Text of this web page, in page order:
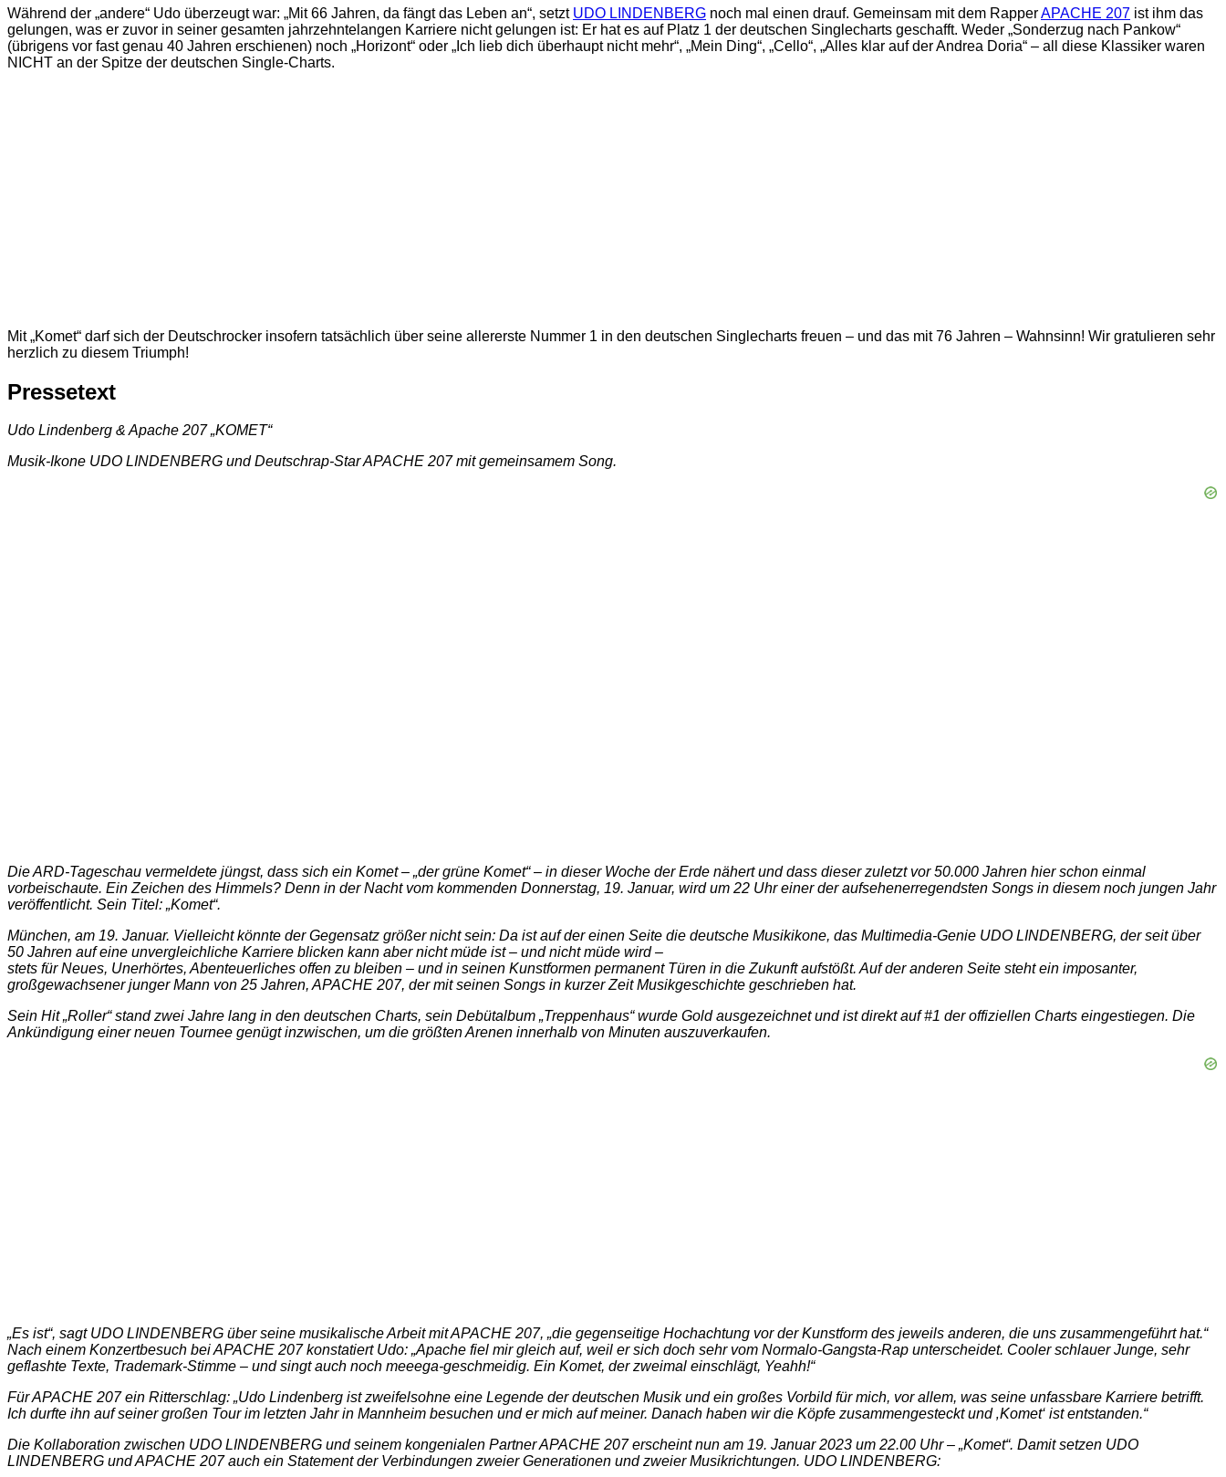
Während der „andere“ Udo überzeugt war: „Mit 66 Jahren, da fängt das Leben an“, setzt UDO LINDENBERG noch mal einen drauf. Gemeinsam mit dem RapperAPACHE 207 ist ihm das
gelungen, was er zuvor in seiner gesamten jahrzehntelangen Karriere nicht gelungen ist: Er hat es auf Platz 1 der deutschen Singlecharts geschafft. Weder „Sonderzug nach Pankow“
(übrigens vor fast genau 40 Jahren erschienen) noch „Horizont“ oder „Ich lieb dich überhaupt nicht mehr“, „Mein Ding“, „Cello“, „Alles klar auf der Andrea Doria“ – all diese Klassiker waren
NICHT an der Spitze der deutschen Single-Charts.
Mit „Komet“ darf sich der Deutschrocker insofern tatsächlich über seine allererste Nummer 1 in den deutschen Singlecharts freuen – und das mit 76 Jahren – Wahnsinn! Wir gratulieren sehr
herzlich zu diesem Triumph!
Pressetext
Udo Lindenberg & Apache 207 „KOMET“
Musik-Ikone UDO LINDENBERG und Deutschrap-Star APACHE 207 mit gemeinsamem Song.
Die ARD-Tageschau vermeldete jüngst, dass sich ein Komet – „der grüne Komet“ – in dieser Woche der Erde nähert und dass dieser zuletzt vor 50.000 Jahren hier schon einmal
vorbeischaute. Ein Zeichen des Himmels? Denn in der Nacht vom kommenden Donnerstag, 19. Januar, wird um 22 Uhr einer der aufsehenerregendsten Songs in diesem noch jungen Jahr
veröffentlicht. Sein Titel: „Komet“.
München, am 19. Januar. Vielleicht könnte der Gegensatz größer nicht sein: Da ist auf der einen Seite die deutsche Musikikone, das Multimedia-Genie UDO LINDENBERG, der seit über
50 Jahren auf eine unvergleichliche Karriere blicken kann aber nicht müde ist – und nicht müde wird –
stets für Neues, Unerhörtes, Abenteuerliches offen zu bleiben – und in seinen Kunstformen permanent Türen in die Zukunft aufstößt. Auf der anderen Seite steht ein imposanter,
großgewachsener junger Mann von 25 Jahren, APACHE 207, der mit seinen Songs in kurzer Zeit Musikgeschichte geschrieben hat.
Sein Hit „Roller“ stand zwei Jahre lang in den deutschen Charts, sein Debütalbum „Treppenhaus“ wurde Gold ausgezeichnet und ist direkt auf #1 der offiziellen Charts eingestiegen. Die
Ankündigung einer neuen Tournee genügt inzwischen, um die größten Arenen innerhalb von Minuten auszuverkaufen.
„Es ist“, sagt UDO LINDENBERG über seine musikalische Arbeit mit APACHE 207, „die gegenseitige Hochachtung vor der Kunstform des jeweils anderen, die uns zusammengeführt hat.“
Nach einem Konzertbesuch bei APACHE 207 konstatiert Udo: „Apache fiel mir gleich auf, weil er sich doch sehr vom Normalo-Gangsta-Rap unterscheidet. Cooler schlauer Junge, sehr
geflashte Texte, Trademark-Stimme – und singt auch noch meeega-geschmeidig. Ein Komet, der zweimal einschlägt, Yeahh!“
Für APACHE 207 ein Ritterschlag: „Udo Lindenberg ist zweifelsohne eine Legende der deutschen Musik und ein großes Vorbild für mich, vor allem, was seine unfassbare Karriere betrifft.
Ich durfte ihn auf seiner großen Tour im letzten Jahr in Mannheim besuchen und er mich auf meiner. Danach haben wir die Köpfe zusammengesteckt und ‚Komet‘ ist entstanden.“
Die Kollaboration zwischen UDO LINDENBERG und seinem kongenialen Partner APACHE 207 erscheint nun am 19. Januar 2023 um 22.00 Uhr – „Komet“. Damit setzen UDO
LINDENBERG und APACHE 207 auch ein Statement der Verbindungen zweier Generationen und zweier Musikrichtungen. UDO LINDENBERG: